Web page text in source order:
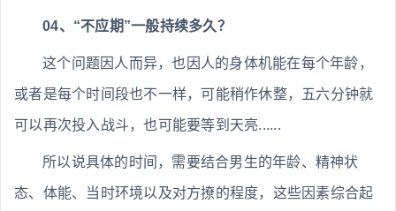
04、“不应期”一般持续多久？
这个问题因人而异，也因人的身体机能在每个年龄，
或者是每个时间段也不一样，可能稍作休整，五六分钟就
可以再次投入战斗，也可能要等到天亮......
所以说具体的时间，需要结合男生的年龄、精神状
态、体能、当时环境以及对方撩的程度，这些因素综合起